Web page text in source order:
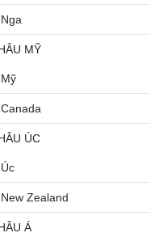
MỸ
ÚC
Zealand
Á